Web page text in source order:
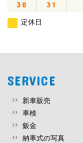
30
31
定休日
SERVICE
新車販売
車検
鈑金
納車式の写真